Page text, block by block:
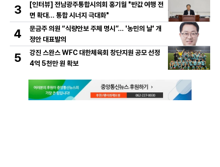
3
[인터뷰] 전남광주통합시의회 홍기월 "반값 여행 전
면 확대… 통합 시너지 극대화"
4
문금주 의원 “식량안보 주체 명시”… '농민의 날' 개
정안 대표발의
5
강진 스완스 WFC 대한체육회 창단지원 공모 선정
4억 5천만 원 확보